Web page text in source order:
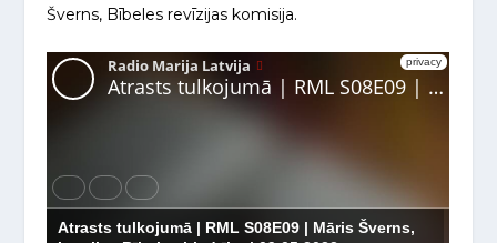
Šverns, Bībeles revīzijas komisija.